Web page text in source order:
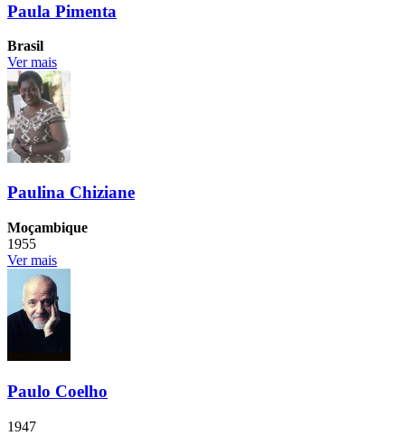
Paula Pimenta
Brasil
Ver mais
Paulina Chiziane
Moçambique
1955
Ver mais
Paulo Coelho
1947